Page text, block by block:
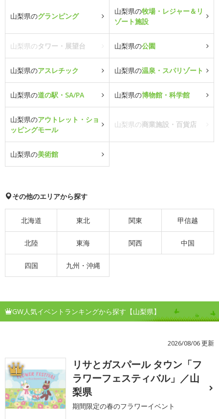
山梨県のグランピング
山梨県の牧場・レジャー＆リ
ゾート施設
山梨県のタワー・展望台 山梨県の公園
山梨県のアスレチック 山梨県の温泉・スパリゾート
山梨県の道の駅・SA/PA 山梨県の博物館・科学館
山梨県のアウトレット・ショ
ッピングモール
山梨県の商業施設・百貨店
山梨県の美術館
その他のエリアから探す
北海道 東北 関東 甲信越
北陸 東海 関西 中国
四国 九州・沖縄
GW人気イベントランキングから探す【山梨県】
2026/08/06 更新
1
リサとガスパール タウン「フ
ラワーフェスティバル」／山
梨県
期間限定の春のフラワーイベント